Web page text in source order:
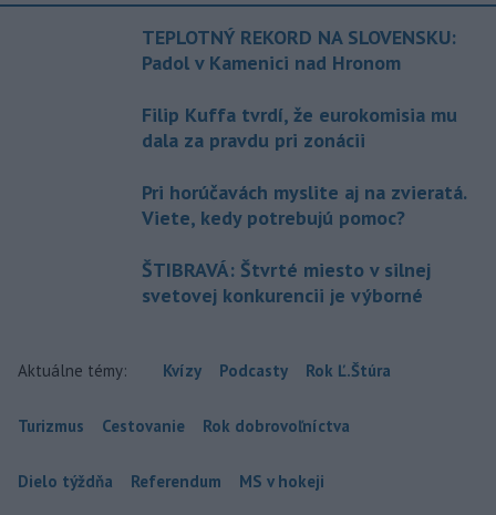
TEPLOTNÝ REKORD NA SLOVENSKU:
Padol v Kamenici nad Hronom
Filip Kuffa tvrdí, že eurokomisia mu
dala za pravdu pri zonácii
Pri horúčavách myslite aj na zvieratá.
Viete, kedy potrebujú pomoc?
ŠTIBRAVÁ: Štvrté miesto v silnej
svetovej konkurencii je výborné
Aktuálne témy: Kvízy Podcasty Rok Ľ.Štúra
Turizmus Cestovanie Rok dobrovoľníctva
Dielo týždňa Referendum MS v hokeji